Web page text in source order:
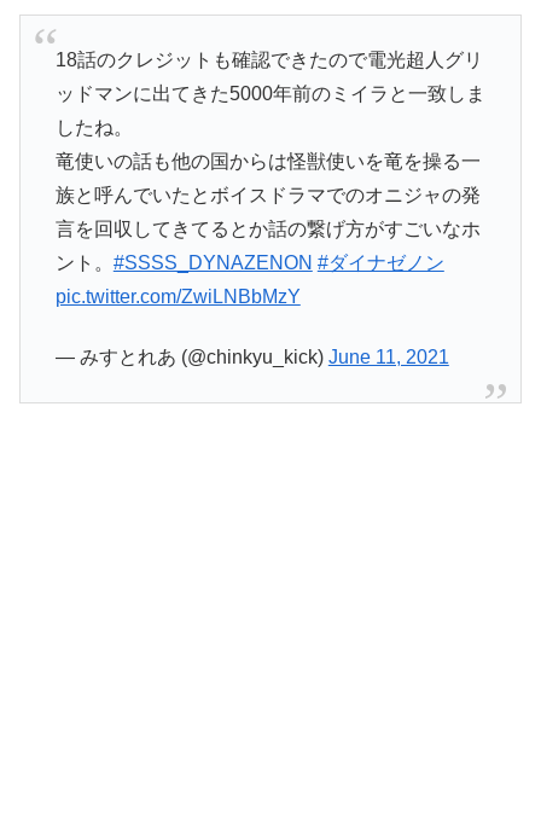
18話のクレジットも確認できたので電光超人グリ
ッドマンに出てきた5000年前のミイラと一致しま
したね。
竜使いの話も他の国からは怪獣使いを竜を操る一
族と呼んでいたとボイスドラマでのオニジャの発
言を回収してきてるとか話の繋げ方がすごいなホ
ント。 #SSSS_DYNAZENON #ダイナゼノン
pic.twitter.com/ZwiLNBbMzY
— みすとれあ (@chinkyu_kick) June 11, 2021